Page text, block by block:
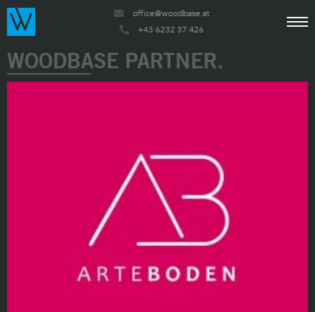
office@woodbase.at
+43 6232 37 426
WOODBASE PARTNER